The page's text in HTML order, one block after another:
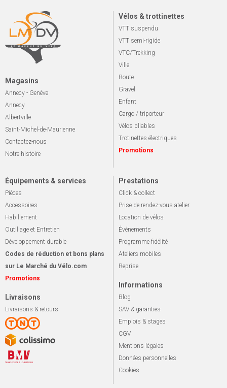
Magasins
Annecy - Genève
Annecy
Albertville
Saint-Michel-de-Maurienne
Contactez-nous
Notre histoire
Vélos & trottinettes
VTT suspendu
VTT semi-rigide
VTC/Trekking
Ville
Route
Gravel
Enfant
Cargo / triporteur
Vélos pliables
Trotinettes électriques
Promotions
Équipements & services
Pièces
Accessoires
Habillement
Outillage et Entretien
Développement durable
Codes de réduction et bons plans
sur Le Marché du Vélo.com
Promotions
Livraisons
Livraisons & retours
Prestations
Click & collect
Prise de rendez-vous atelier
Location de vélos
Événements
Programme fidélité
Ateliers mobiles
Reprise
Informations
Blog
SAV & garanties
Emplois & stages
CGV
Mentions légales
Données personnelles
Cookies